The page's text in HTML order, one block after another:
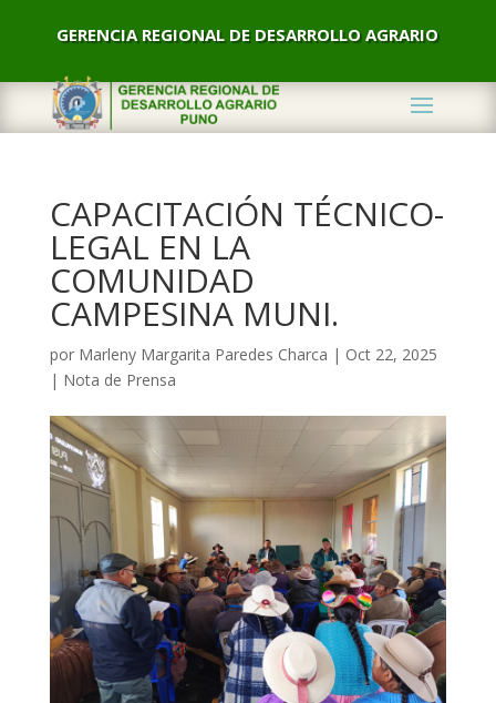
GERENCIA REGIONAL DE DESARROLLO AGRARIO
CAPACITACIÓN TÉCNICO-
LEGAL EN LA
COMUNIDAD
CAMPESINA MUNI.
por Marleny Margarita Paredes Charca | Oct 22, 2025
| Nota de Prensa